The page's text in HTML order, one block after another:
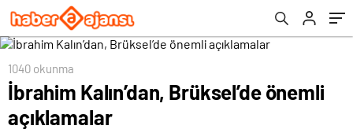
1040 okunma
İbrahim Kalın’dan, Brüksel’de önemli
açıklamalar